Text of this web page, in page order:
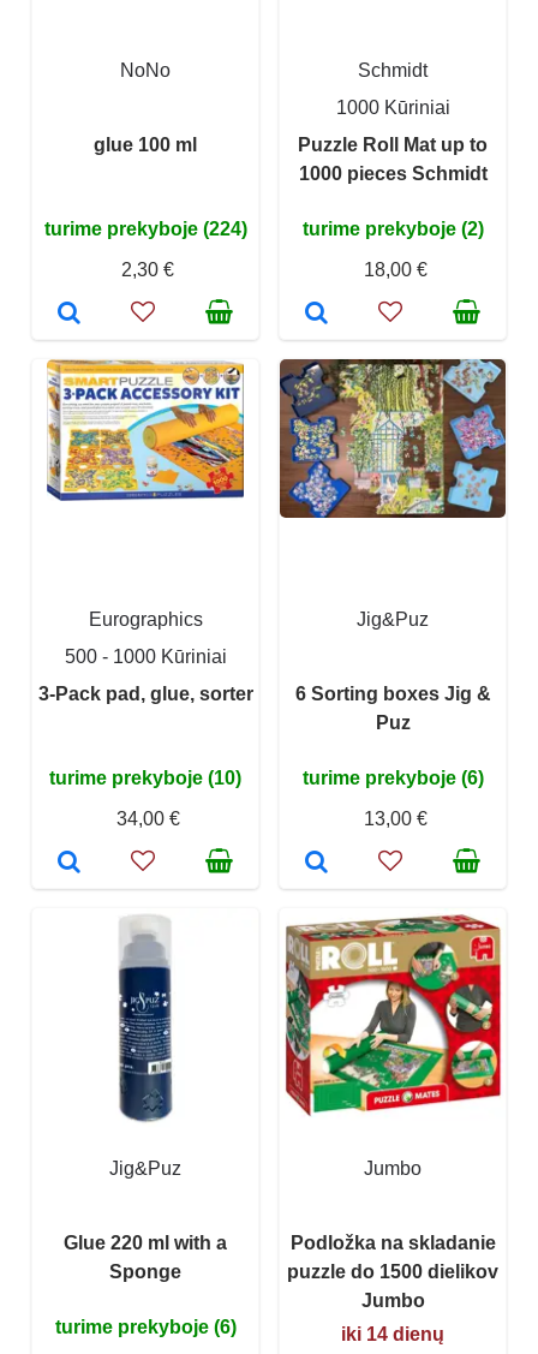
NoNo
glue 100 ml
turime prekyboje (224)
2,30 €
Schmidt
1000 Kūriniai
Puzzle Roll Mat up to
1000 pieces Schmidt
turime prekyboje (2)
18,00 €
Eurographics
500 - 1000 Kūriniai
3-Pack pad, glue, sorter
turime prekyboje (10)
34,00 €
Jig&Puz
6 Sorting boxes Jig &
Puz
turime prekyboje (6)
13,00 €
Jig&Puz
Glue 220 ml with a
Sponge
turime prekyboje (6)
Jumbo
Podložka na skladanie
puzzle do 1500 dielikov
Jumbo
iki 14 dienų